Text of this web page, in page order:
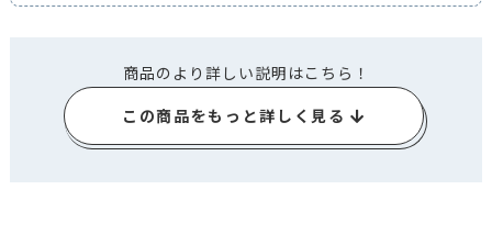
商品のより詳しい説明はこちら！
この商品をもっと詳しく見る